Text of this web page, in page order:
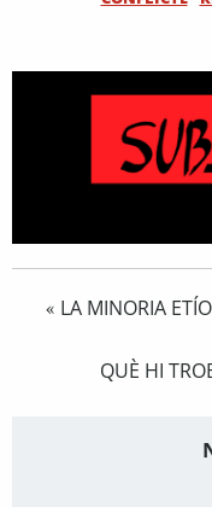
« LA MINORIA
QUÈ HI